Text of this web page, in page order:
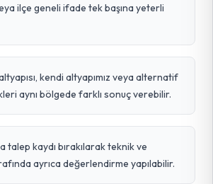
ilçe geneli ifade tek başına yeterli
kendi altyapımız veya alternatif
aynı bölgede farklı sonuç verebilir.
talep kaydı bırakılarak teknik ve
ayrıca değerlendirme yapılabilir.